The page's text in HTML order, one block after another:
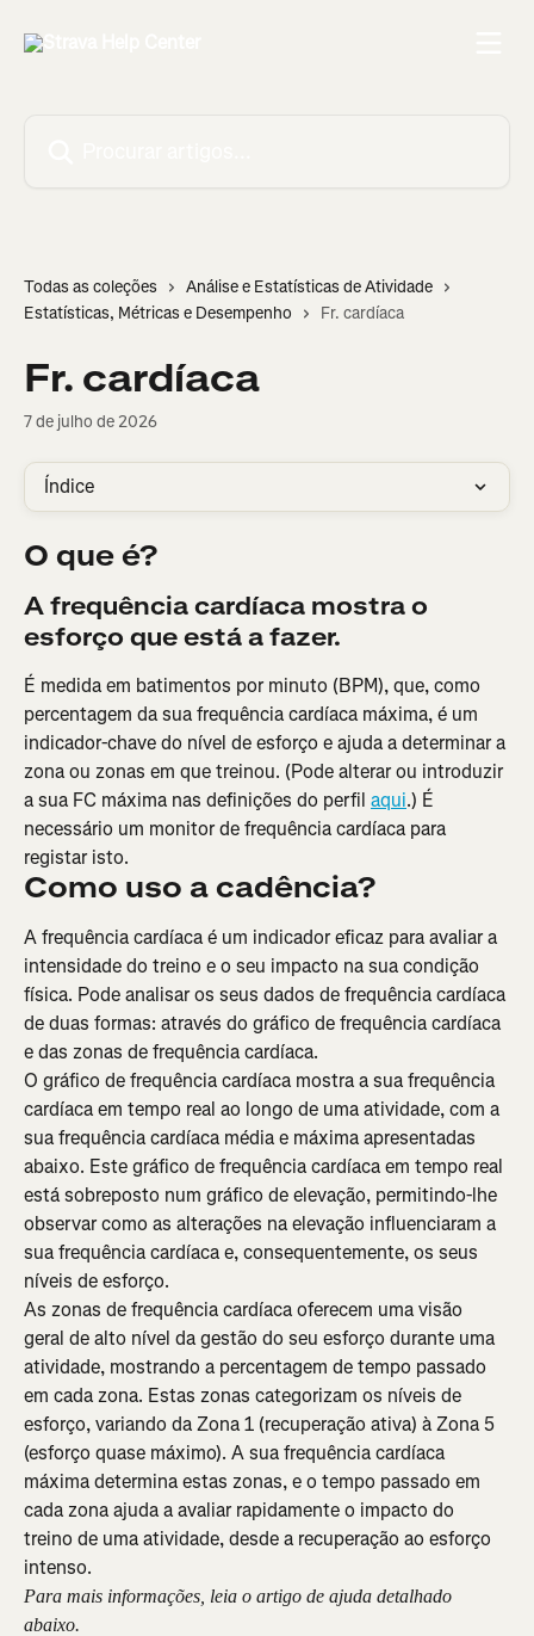
Todas as coleções
Análise e Estatísticas de Atividade
Estatísticas, Métricas e Desempenho
Fr. cardíaca
Fr. cardíaca
7 de julho de 2026
Índice
O que é?
A frequência cardíaca mostra o
esforço que está a fazer.
É medida em batimentos por minuto (BPM), que, como
percentagem da sua frequência cardíaca máxima, é um
indicador-chave do nível de esforço e ajuda a determinar a
zona ou zonas em que treinou. (Pode alterar ou introduzir
a sua FC máxima nas definições do perfil aqui.) É
necessário um monitor de frequência cardíaca para
registar isto.
Como uso a cadência?
A frequência cardíaca é um indicador eficaz para avaliar a
intensidade do treino e o seu impacto na sua condição
física. Pode analisar os seus dados de frequência cardíaca
de duas formas: através do gráfico de frequência cardíaca
e das zonas de frequência cardíaca.
O gráfico de frequência cardíaca mostra a sua frequência
cardíaca em tempo real ao longo de uma atividade, com a
sua frequência cardíaca média e máxima apresentadas
abaixo. Este gráfico de frequência cardíaca em tempo real
está sobreposto num gráfico de elevação, permitindo-lhe
observar como as alterações na elevação influenciaram a
sua frequência cardíaca e, consequentemente, os seus
níveis de esforço.
As zonas de frequência cardíaca oferecem uma visão
geral de alto nível da gestão do seu esforço durante uma
atividade, mostrando a percentagem de tempo passado
em cada zona. Estas zonas categorizam os níveis de
esforço, variando da Zona 1 (recuperação ativa) à Zona 5
(esforço quase máximo). A sua frequência cardíaca
máxima determina estas zonas, e o tempo passado em
cada zona ajuda a avaliar rapidamente o impacto do
treino de uma atividade, desde a recuperação ao esforço
intenso.
Para mais informações, leia o artigo de ajuda detalhado
abaixo.